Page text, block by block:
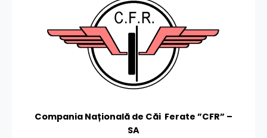
Compania Națională de Căi Ferate ”CFR” –
SA